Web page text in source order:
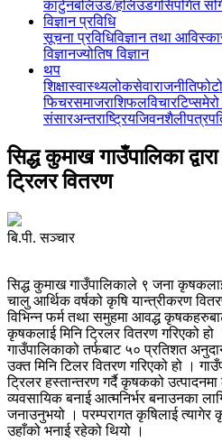
कार्टुनबलिउड/हलिउडगसिपगित
विज्ञान प्रविधि
सूचना प्रविधिविज्ञान तथा
विज्ञानज्योतिष विज्ञान
थप
शिक्षास्वास्थ्यलोकसेवाराजनीतिफोटो
फिचरसमाजराशिफलविचारटिप्स
संसारअन्तराष्ट्रियजिवनशैली
सिद्ध कुमाख गाउँपालिका
ट्रिलर वितरण
बि.पी. सञ्‍चार
सिद्ध कुमाख गाउँपालिकाले ९ जना
चालु आर्थिक वर्षको कृषि यान्त्रीकरण
विभिन्न फर्म तथा समुहमा आवद्ध
कृषकलाई मिनि ट्रिलर वितरण गरिएको
गाउँपालिकाको तर्फबाट ५० प्रतिशत
उक्त मिनि टिलर वितरण गरिएको हो ।
ट्रिलर हस्तान्तरण गर्दै कृषकको
व्यवसायिक बनाई आत्मनिर्भर बनाउनका
जनाउनुभयो । परम्परागत कृषिलाई त्यागेर
उहाँको भनाई रहेको थियो ।